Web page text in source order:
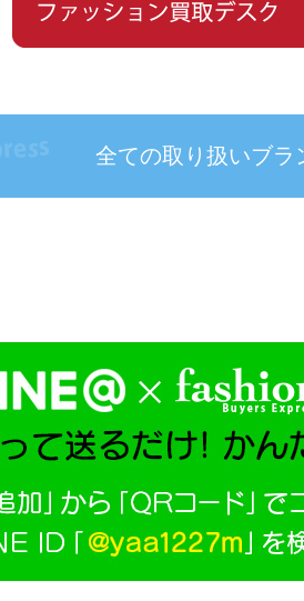
全ての取り扱いブラ